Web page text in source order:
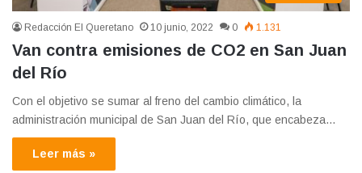
Redacción El Queretano 10 junio, 2022 0 1.131
Van contra emisiones de CO2 en San Juan
del Río
Con el objetivo se sumar al freno del cambio climático, la
administración municipal de San Juan del Río, que encabeza…
Leer más »